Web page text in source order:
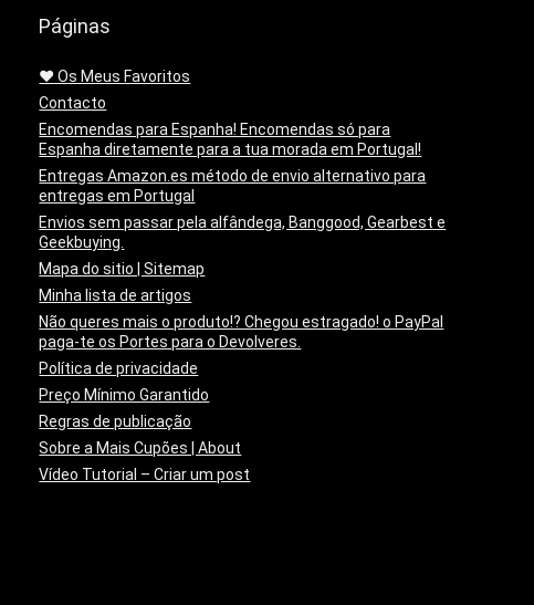
Páginas
❤️ Os Meus Favoritos
Contacto
Encomendas para Espanha! Encomendas só para
Espanha diretamente para a tua morada em Portugal!
Entregas Amazon.es método de envio alternativo para
entregas em Portugal
Envios sem passar pela alfândega, Banggood, Gearbest e
Geekbuying.
Mapa do sitio | Sitemap
Minha lista de artigos
Não queres mais o produto!? Chegou estragado! o PayPal
paga-te os Portes para o Devolveres.
Política de privacidade
Preço Mínimo Garantido
Regras de publicação
Sobre a Mais Cupões | About
Vídeo Tutorial – Criar um post